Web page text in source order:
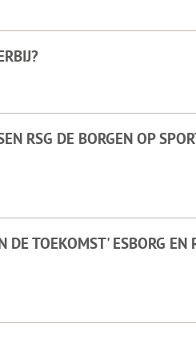
RSG DE BORGEN OP
TOEKOMST' ESBORG EN